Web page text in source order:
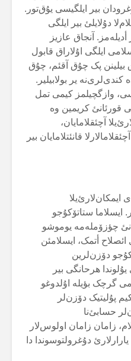
بیر ایلگیسی یۇق‌تور.
دۇلایلئ بیر ایلگی
أدیلەمز. آنجاق عازیز
ایلگی اۇلاراق قابول
بیلینن پک چۇق آقئم، چۇق
کندی‌لری‌نە یر بولابیلیر.
وازگچیلمز کیمی تمل
قورئانئ کریمین وە
آچئقلامایان،
قانئتلامایان بیر
ایمکان‌لارئ‌یلا
ایسلاما ستاتۆکۇجو
چؤزۆملەمە یوموشو
أتمک، ایسلامئن
دۆزن‌لرین
هرحانگی بیر
گرچک بؤیلە اۇلدوغو
پۇلیتیک دۆزن‌لر
حسابئ‌نا
زامان زامان اولوس‌لار
دۇغرولتوسوندا دا